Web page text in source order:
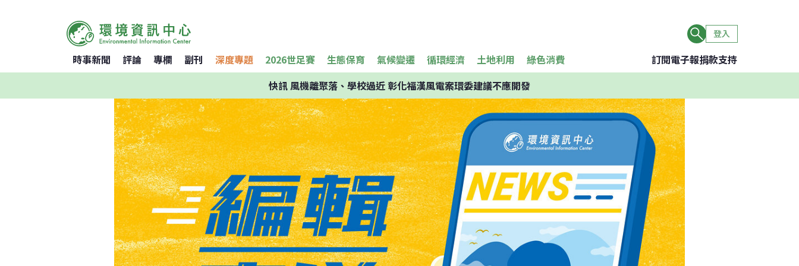
登入
時事新聞 評論 專欄 副刊 深度專題 2026世足賽 生態保育 氣候變遷 循環經濟 土地利用 綠色消費 訂閱電子報捐款支持
快訊風機離聚落、學校過近 彰化福漢風電案環委建議不應開發